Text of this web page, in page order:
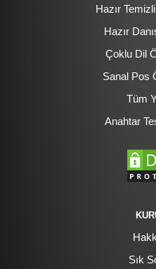
Hazır
Hazır
Çoklu Dil
Sanal Pos
Tüm
Anahtar
Sık